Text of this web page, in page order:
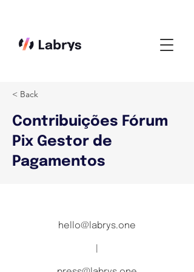
< Back
Contribuições Fórum
Pix Gestor de
Pagamentos
hello@labrys.one